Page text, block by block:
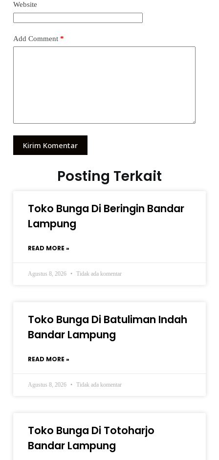
Website
Add Comment*
Kirim Komentar
Posting Terkait
Toko Bunga Di Beringin Bandar
Lampung
READ MORE »
Agustus 8, 2026 Tidak ada komentar
Toko Bunga Di Batuliman Indah
Bandar Lampung
READ MORE »
Agustus 8, 2026 Tidak ada komentar
Toko Bunga Di Totoharjo
Bandar Lampung